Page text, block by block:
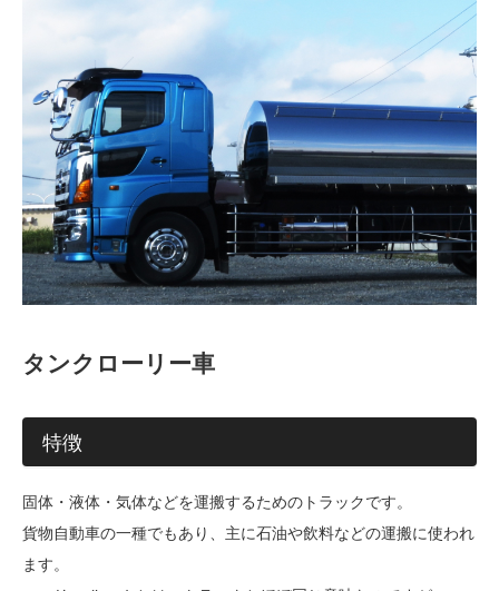
タンクローリー車
特徴
固体・液体・気体などを運搬するためのトラックです。
貨物自動車の一種でもあり、主に石油や飲料などの運搬に使われ
ます。